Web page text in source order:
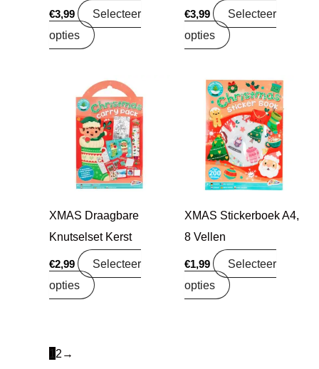
€3,99
Selecteer
opties
€3,99
Selecteer
opties
XMAS Draagbare
Knutselset Kerst
€2,99
Selecteer
opties
XMAS Stickerboek A4,
8 Vellen
€1,99
Selecteer
opties
1 2 →